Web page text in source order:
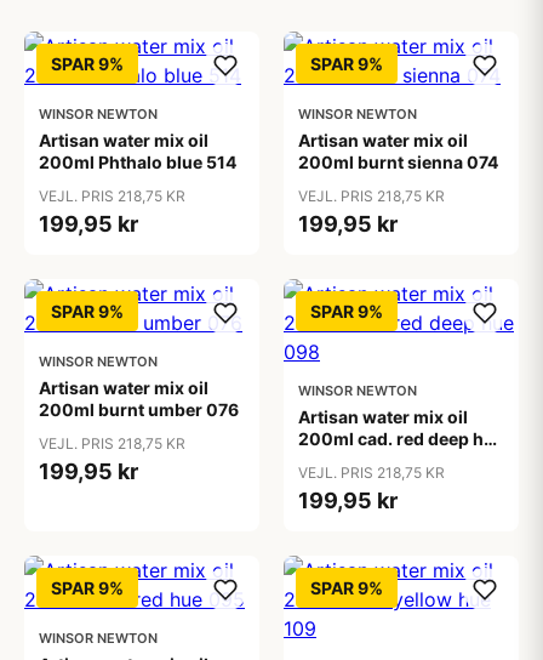
SPAR 9%
WINSOR NEWTON
Artisan water mix oil
200ml Phthalo blue 514
VEJL. PRIS 218,75 KR
199,95 kr
SPAR 9%
WINSOR NEWTON
Artisan water mix oil
200ml burnt sienna 074
VEJL. PRIS 218,75 KR
199,95 kr
SPAR 9%
WINSOR NEWTON
Artisan water mix oil
200ml burnt umber 076
VEJL. PRIS 218,75 KR
199,95 kr
SPAR 9%
WINSOR NEWTON
Artisan water mix oil
200ml cad. red deep hue
VEJL. PRIS 218,75 KR
199,95 kr
SPAR 9%
WINSOR NEWTON
SPAR 9%